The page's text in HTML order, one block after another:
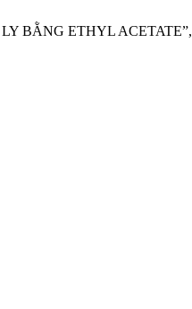
BẰNG ETHYL ACETATE”,